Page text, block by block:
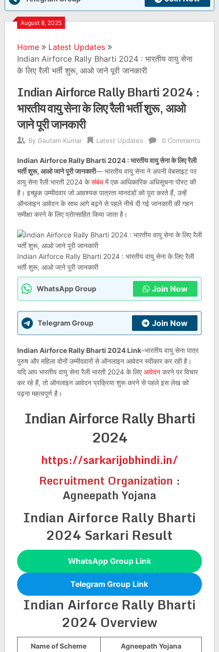
August 8, 2025
Home
Latest Updates
Indian Airforce Rally Bharti 2024 : भारतीय वायु सेना
के लिए रैली भर्ती शुरू, आओ जाने पूरी जानकारी
Indian Airforce Rally Bharti 2024 :
भारतीय वायु सेना के लिए रैली भर्ती शुरू, आओ
जाने पूरी जानकारी
By Gautam Kumar Latest Updates 0 Comments
Indian Airforce Rally Bharti 2024 : भारतीय वायु सेना के लिए रैली
भर्ती शुरू, आओ जाने पूरी जानकारी— भारतीय वायु सेना ने अपनी वेबसाइट पर
वायु सेना रैली भारती 2024 केसंबंधमें एक आधिकारिक अधिसूचना पोस्ट की
है। इच्छुक उम्मीदवार जो आवश्यक पात्रता मानदंडों को पूरा करते हैं, उन्हें
ऑनलाइन आवेदन के साथ आगे बढ़ने से पहले नीचे दी गई जानकारी की गहन
समीक्षा करने के लिए प्रोत्साहित किया जाता है।
Indian Airforce Rally Bharti 2024 : भारतीय वायु सेना के लिए रैली
भर्ती शुरू, आओ जाने पूरी जानकारी
WhatsApp Group Join Now
Telegram Group Join Now
Indian Airforce Rally Bharti 2024 Link–भारतीय वायु सेना पात्र
पुरुष और महिला दोनों उम्मीदवारों से ऑनलाइन आवेदन स्वीकार कर रही है।
यदि आप भारतीय वायु सेना रैली भारती 2024 के लिए आवेदन करने पर विचार
कर रहे हैं, तो ऑनलाइन आवेदन प्रक्रिया शुरू करने से पहले इस लेख को
पढ़ना महत्वपूर्ण है।
Indian Airforce Rally Bharti
2024
https://sarkarijobhindi.in/
Recruitment Organization :
Agneepath Yojana
Indian Airforce Rally Bharti
2024 Sarkari Result
WhatsApp Group Link
Telegram Group Link
Indian Airforce Rally Bharti
2024 Overview
Name of Scheme Agneepath Yojana